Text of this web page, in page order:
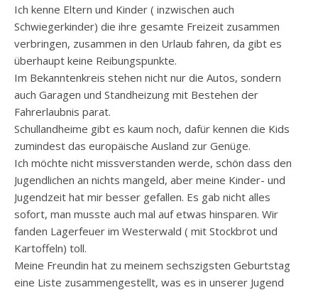
Ich kenne Eltern und Kinder ( inzwischen auch
Schwiegerkinder) die ihre gesamte Freizeit zusammen
verbringen, zusammen in den Urlaub fahren, da gibt es
überhaupt keine Reibungspunkte.
Im Bekanntenkreis stehen nicht nur die Autos, sondern
auch Garagen und Standheizung mit Bestehen der
Fahrerlaubnis parat.
Schullandheime gibt es kaum noch, dafür kennen die Kids
zumindest das europäische Ausland zur Genüge.
Ich möchte nicht missverstanden werde, schön dass den
Jugendlichen an nichts mangeld, aber meine Kinder- und
Jugendzeit hat mir besser gefallen. Es gab nicht alles
sofort, man musste auch mal auf etwas hinsparen. Wir
fanden Lagerfeuer im Westerwald ( mit Stockbrot und
Kartoffeln) toll.
Meine Freundin hat zu meinem sechszigsten Geburtstag
eine Liste zusammengestellt, was es in unserer Jugend